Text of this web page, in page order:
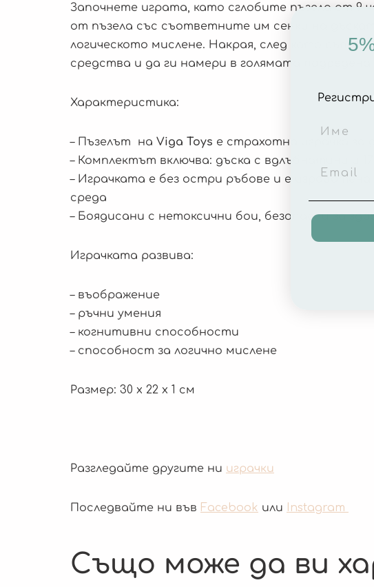
Започнете играта, като сглобите пъзела от
от пъзела със съответните им сенки на
логическото мислене. Накрая, след като
средства и да ги намери в голямата подредена
Характеристика:
– Пъзелът на Viga Toys е страхотна играчка за
– Комплектът включва: дъска с вдлъбнатини
– Играчката е без остри ръбове и е
среда
– Боядисани с нетоксични бои, безопасни за
Играчката развива:
– въображение
– ръчни умения
– когнитивни способности
– способност за логично мислене
Размер: 30 x 22 x 1 см
Разгледайте другите ни играчки
Последвайте ни във Facebook или Instagram
Също може да ви